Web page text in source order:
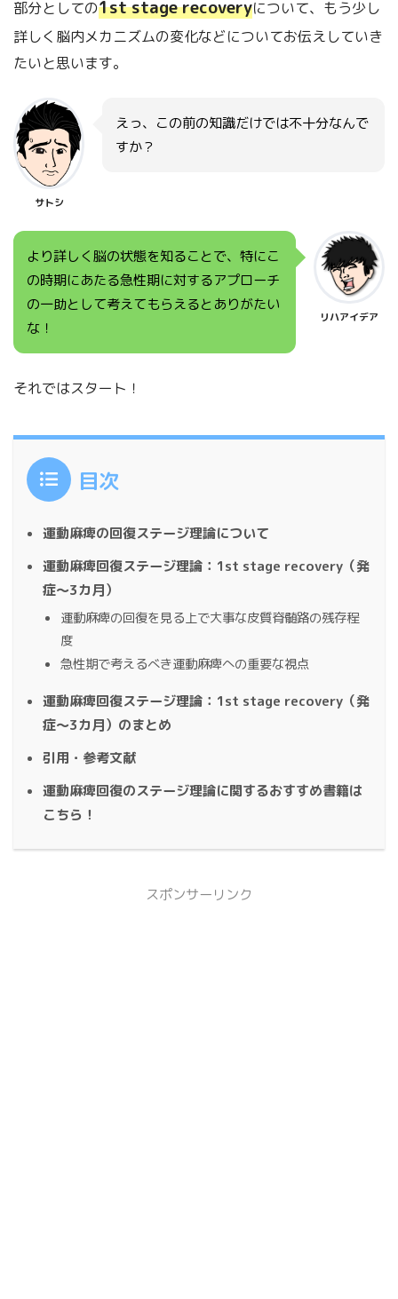
部分としての1st stage recoveryについて、もう少し
詳しく脳内メカニズムの変化などについてお伝えしていき
たいと思います。
サトシ
えっ、この前の知識だけでは不十分なんで
すか？
より詳しく脳の状態を知ることで、特にこ
の時期にあたる急性期に対するアプローチ
の一助として考えてもらえるとありがたい
な！
リハアイデア
それではスタート！
目次
運動麻痺の回復ステージ理論について
運動麻痺回復ステージ理論：1st stage recovery（発
症～3カ月）
運動麻痺の回復を見る上で大事な皮質脊髄路の残存程
度
急性期で考えるべき運動麻痺への重要な視点
運動麻痺回復ステージ理論：1st stage recovery（発
症～3カ月）のまとめ
引用・参考文献
運動麻痺回復のステージ理論に関するおすすめ書籍は
こちら！
スポンサーリンク